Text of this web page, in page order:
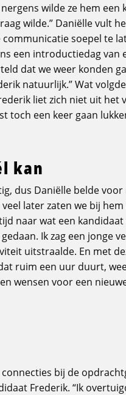
wilde ze hem een
wilde.” Daniëlle vult
soepel te
een introductiedag van
dat we weer konden
natuurlijk.” Wat
liet zich niet uit het
toch een keer gaan
kan
dus Daniëlle belde
later zaten we bij
naar wat een
Ik zag een jonge
uitstraalde. En met
ruim een uur duurt,
wensen voor een
bij de
Frederik. “Ik